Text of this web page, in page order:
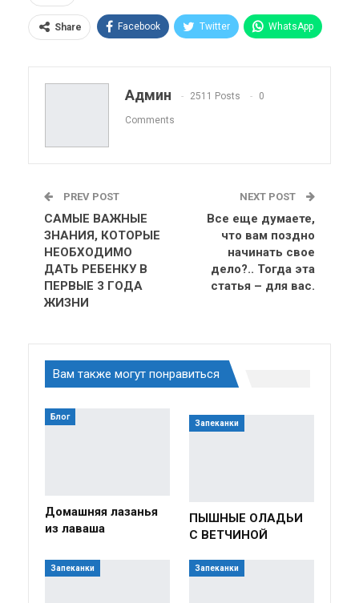
Share Facebook Twitter WhatsApp
Telegram
Linkedin
Админ 2511 Posts 0
Comments
PREV POST
САМЫЕ ВАЖНЫЕ
ЗНАНИЯ, КОТОРЫЕ
НЕОБХОДИМО
ДАТЬ РЕБЕНКУ В
ПЕРВЫЕ 3 ГОДА
ЖИЗНИ
NEXT POST
Все еще думаете,
что вам поздно
начинать свое
дело?.. Тогда эта
статья – для вас.
Вам также могут понравиться
Блог
Домашняя лазанья
из лаваша
Запеканки
ПЫШНЫЕ ОЛАДЬИ
С ВЕТЧИНОЙ
Запеканки Запеканки